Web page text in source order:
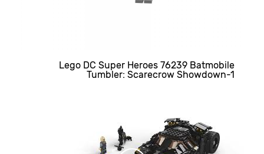
Lego DC Super Heroes 76239 Batmobile
Tumbler: Scarecrow Showdown-1